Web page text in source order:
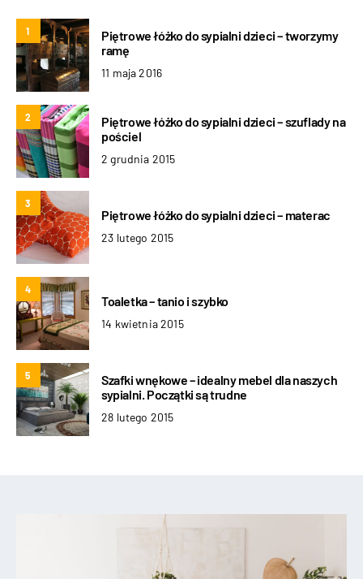
1
Piętrowe łóżko do sypialni dzieci – tworzymy
ramę
11 maja 2016
2
Piętrowe łóżko do sypialni dzieci – szuflady na
pościel
2 grudnia 2015
3
Piętrowe łóżko do sypialni dzieci – materac
23 lutego 2015
4
Toaletka – tanio i szybko
14 kwietnia 2015
5
Szafki wnękowe – idealny mebel dla naszych
sypialni. Początki są trudne
28 lutego 2015